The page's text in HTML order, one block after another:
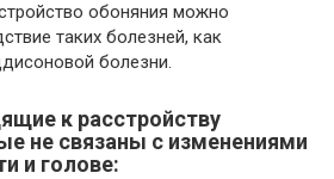
обоняния можно
таких болезней, как
болезни.
к расстройству
не связаны с изменениями
и голове: